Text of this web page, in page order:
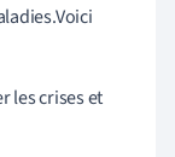
les crises et